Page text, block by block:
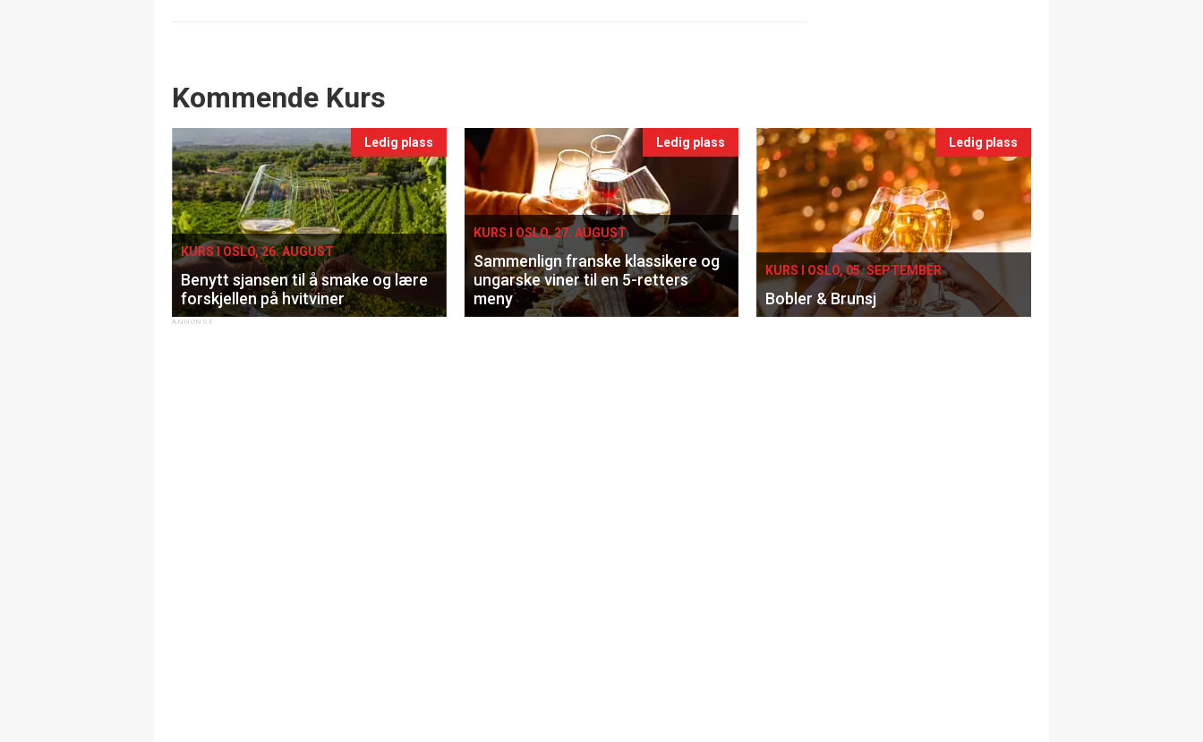
Events
Kommende Kurs
Ledig plass
KURS I OSLO, 26. AUGUST
Benytt sjansen til å smake og lære
forskjellen på hvitviner
Ledig plass
KURS I OSLO, 27. AUGUST
Sammenlign franske klassikere og
ungarske viner til en 5-retters
meny
Ledig plass
KURS I OSLO, 05. SEPTEMBER
Bobler & Brunsj